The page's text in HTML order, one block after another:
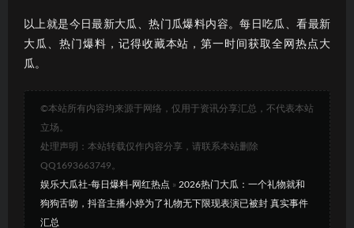
以上就是今日最新大瓜、热门瓜爆料内容。每日吃瓜、看最新
大瓜、热门爆料，记得收藏本站，第一时间获取全网热点大
瓜。
©本站所有内容均来源于网络，仅用于资讯分享汇总，不代表本站
立场。
处理声明：本站转载仅作内容分享，请联系本站删除
QQ1693663749。
娱乐大瓜社-每日爆料-网红热点 » 2026热门大瓜：一个礼物就和
狗狗舌吻，抖音主播小婷为了礼物无下限现表演已被封 真实事件
汇总